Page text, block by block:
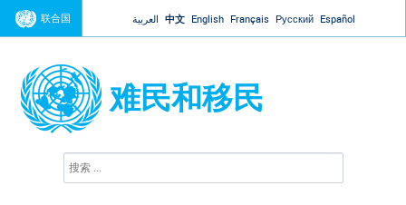
Jump to navigation
联合国 العربية 中文 English Français Русский Español
难民和移民
搜
索